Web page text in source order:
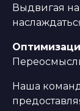
Выдвигая
Наша